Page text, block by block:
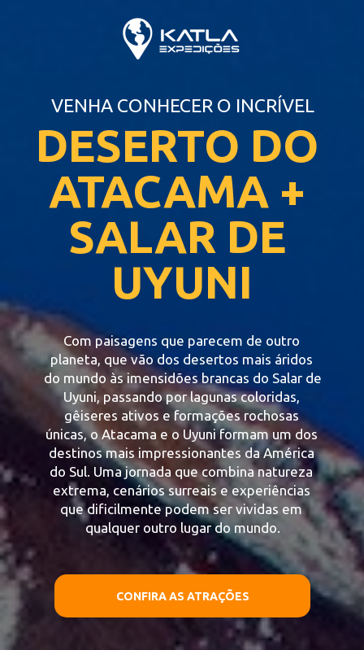
VENHA CONHECER O INCRÍVEL
DESERTO DO
ATACAMA +
SALAR DE
UYUNI
Com paisagens que parecem de outro
planeta, que vão dos desertos mais áridos
do mundo às imensidões brancas do Salar de
Uyuni, passando por lagunas coloridas,
gêiseres ativos e formações rochosas
únicas, o Atacama e o Uyuni formam um dos
destinos mais impressionantes da América
do Sul. Uma jornada que combina natureza
extrema, cenários surreais e experiências
que dificilmente podem ser vividas em
qualquer outro lugar do mundo.
CONFIRA AS ATRAÇÕES